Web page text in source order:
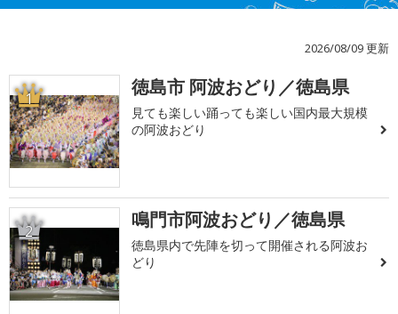
2026/08/09 更新
1 徳島市 阿波おどり／徳島県
見ても楽しい踊っても楽しい国内最大規模
の阿波おどり
2 鳴門市阿波おどり／徳島県
徳島県内で先陣を切って開催される阿波お
どり